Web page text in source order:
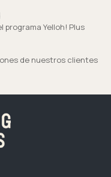
Yelloh! Plus
de nuestros clientes